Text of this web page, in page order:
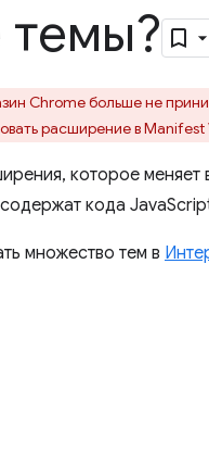
темы?
Chrome больше не
расширение в Manifest
которое меняет
кода
множество тем в